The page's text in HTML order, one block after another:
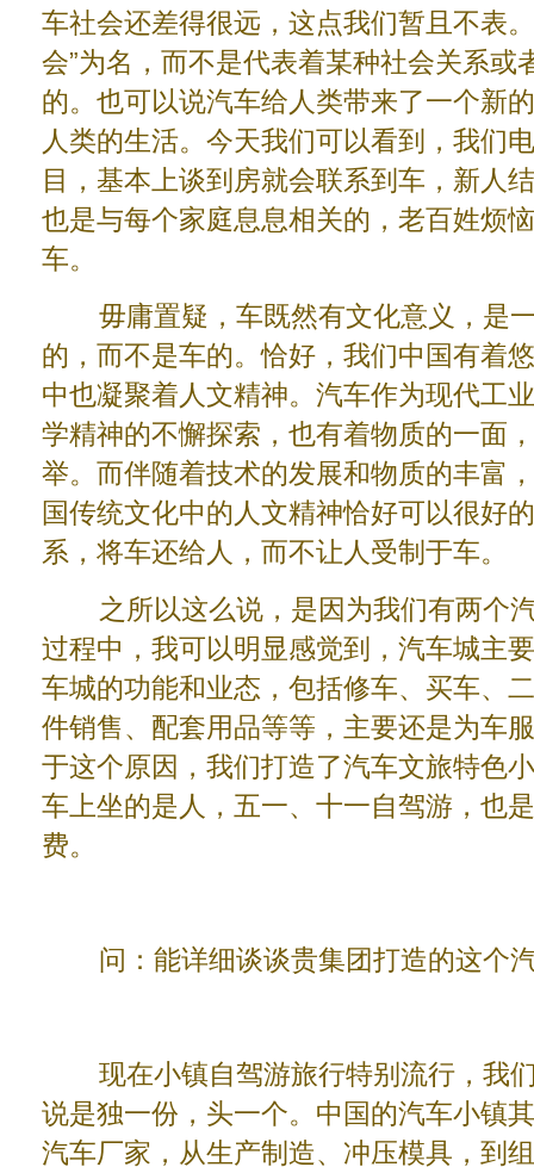
车社会还差得很远，这点我们暂且不表
会”为名，而不是代表着某种社会关系或
的。也可以说汽车给人类带来了一个新
人类的生活。今天我们可以看到，我们
目，基本上谈到房就会联系到车，新人
也是与每个家庭息息相关的，老百姓烦
车。
毋庸置疑，车既然有文化意义，是一
的，而不是车的。恰好，我们中国有着
中也凝聚着人文精神。汽车作为现代工
学精神的不懈探索，也有着物质的一面
举。而伴随着技术的发展和物质的丰富
国传统文化中的人文精神恰好可以很好
系，将车还给人，而不让人受制于车。
之所以这么说，是因为我们有两个汽
过程中，我可以明显感觉到，汽车城主
车城的功能和业态，包括修车、买车、
件销售、配套用品等等，主要还是为车
于这个原因，我们打造了汽车文旅特色
车上坐的是人，五一、十一自驾游，也
费。
问：能详细谈谈贵集团打造的这个
现在小镇自驾游旅行特别流行，我们
说是独一份，头一个。中国的汽车小镇
汽车厂家，从生产制造、冲压模具，到